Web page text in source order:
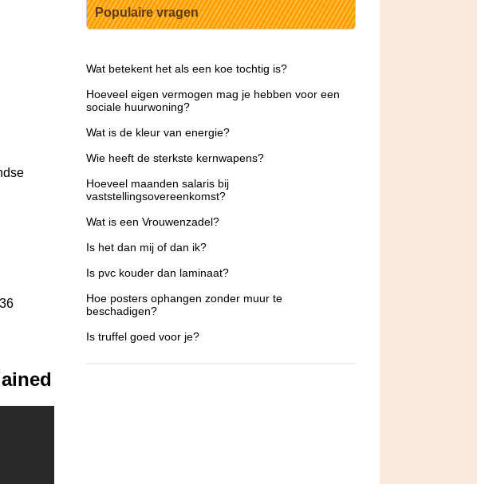
Populaire vragen
Wat betekent het als een koe tochtig is?
Hoeveel eigen vermogen mag je hebben voor een
sociale huurwoning?
Wat is de kleur van energie?
Wie heeft de sterkste kernwapens?
Hoeveel maanden salaris bij
vaststellingsovereenkomst?
Wat is een Vrouwenzadel?
Is het dan mij of dan ik?
Is pvc kouder dan laminaat?
Hoe posters ophangen zonder muur te
beschadigen?
Is truffel goed voor je?